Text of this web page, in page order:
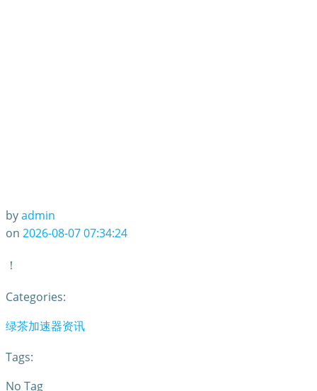
byadmin
on 2026-08-07 07:34:24
！
Categories:
绿茶加速器资讯
Tags:
No Tag